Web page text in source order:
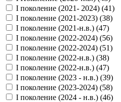
I поколение (2021- 2024) (41)
I поколение (2021-2023) (38)
I поколение (2021-н.в.) (47)
I поколение (2022-2024) (56)
I поколение (2022-2024) (51)
I поколение (2022-н.в.) (38)
I поколение (2022-н.в.) (47)
I поколение (2023 - н.в.) (39)
I поколение (2023-2024) (58)
I поколение (2024 - н.в.) (46)